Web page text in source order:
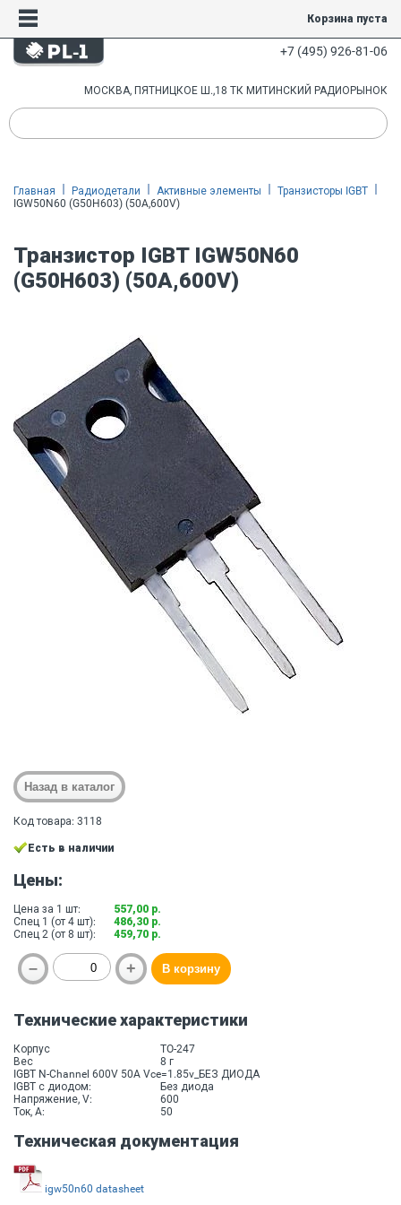
Корзина пуста
+7 (495) 926-81-06
МОСКВА, ПЯТНИЦКОЕ Ш.,18 ТК МИТИНСКИЙ РАДИОРЫНОК
Главная Радиодетали Активные элементы
Транзисторы IGBT
IGW50N60 (G50H603) (50A,600V)
Транзистор IGBT IGW50N60
(G50H603) (50A,600V)
Код товара: 3118
Есть в наличии
Цены:
Цена за 1 шт:
557,00 р.
Спец 1 (от 4 шт):
486,30 р.
Спец 2 (от 8 шт):
459,70 р.
Технические характеристики
Корпус
TO-247
Вес
8 г
IGBT N-Channel 600V 50A Vce=1.85v_БЕЗ ДИОДА
IGBT с диодом:
Без диода
Напряжение, V:
600
Ток, A:
50
Техническая документация
igw50n60 datasheet